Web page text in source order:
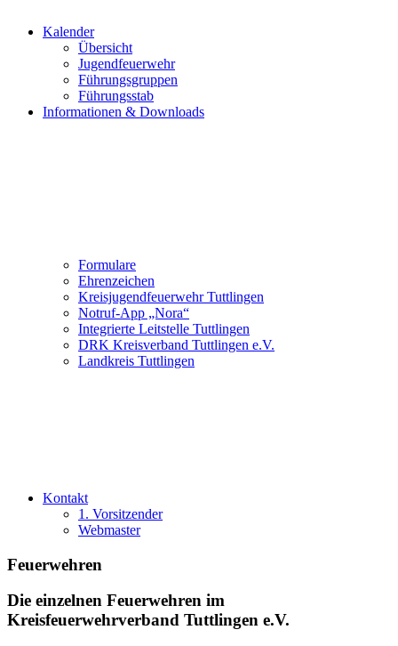
Kalender
Übersicht
Jugendfeuerwehr
Führungsgruppen
Führungsstab
Informationen & Downloads
Formulare
Ehrenzeichen
Kreisjugendfeuerwehr Tuttlingen
Notruf-App „Nora“
Integrierte Leitstelle Tuttlingen
DRK Kreisverband Tuttlingen e.V.
Landkreis Tuttlingen
Kontakt
1. Vorsitzender
Webmaster
Feuerwehren
Die einzelnen Feuerwehren im
Kreisfeuerwehrverband Tuttlingen e.V.